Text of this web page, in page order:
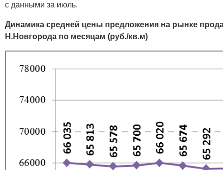
с данными за июль.
Динамика средней цены предложения на рынке
Н.Новгорода по месяцам (руб./кв.м)